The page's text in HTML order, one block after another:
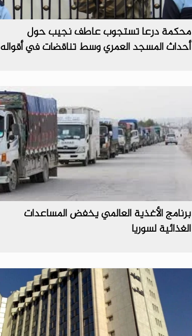
محكمة درعا تستجوب عاطف نجيب حول
أحداث المسجد العمري وسط تناقضات في أقواله
برنامج الأغذية العالمي يخفض المساعدات
الغذائية لسوريا